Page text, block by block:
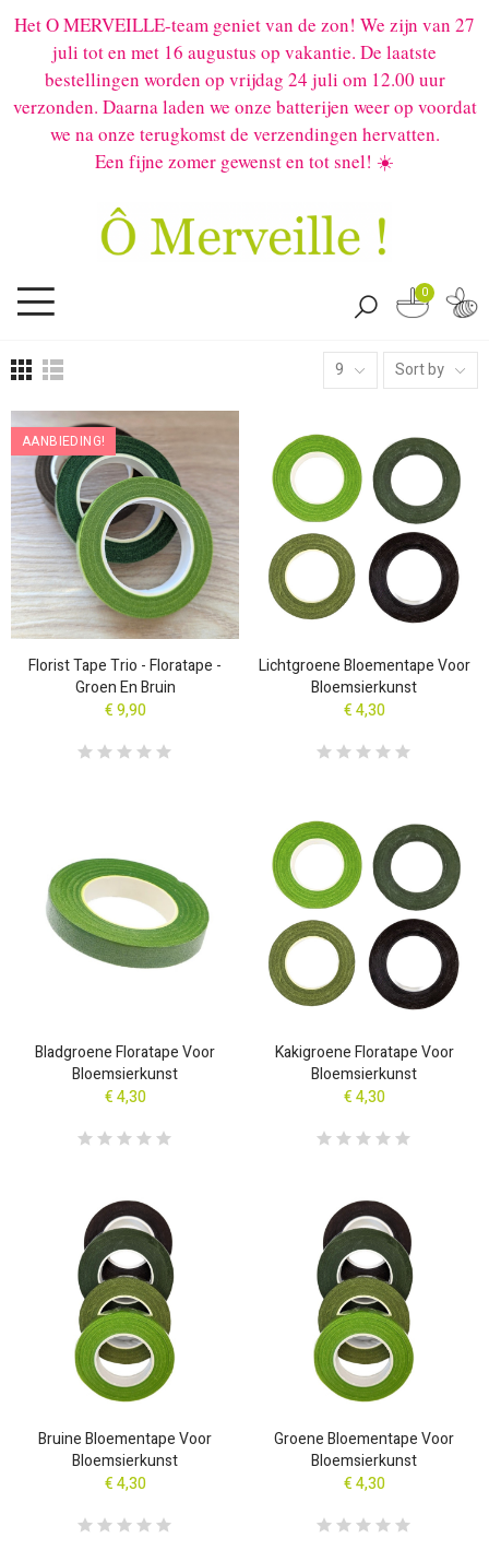
Het O MERVEILLE-team geniet van de zon! We zijn van 27
juli tot en met 16 augustus op vakantie. De laatste
bestellingen worden op vrijdag 24 juli om 12.00 uur
verzonden. Daarna laden we onze batterijen weer op voordat
we na onze terugkomst de verzendingen hervatten.
Een fijne zomer gewenst en tot snel! ☀️
0
9 Sort by
AANBIEDING!
Florist Tape Trio - Floratape -
Groen En Bruin
€ 9,90
Lichtgroene Bloementape Voor
Bloemsierkunst
€ 4,30
Bladgroene Floratape Voor
Bloemsierkunst
€ 4,30
Kakigroene Floratape Voor
Bloemsierkunst
€ 4,30
Bruine Bloementape Voor
Bloemsierkunst
€ 4,30
Groene Bloementape Voor
Bloemsierkunst
€ 4,30